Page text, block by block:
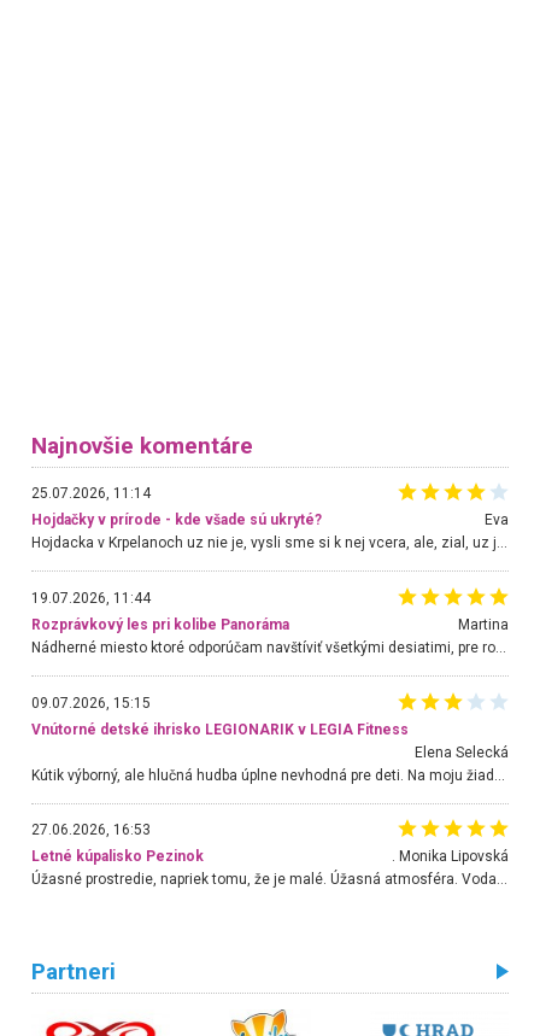
Najnovšie komentáre
25.07.2026, 11:14
Hojdačky v prírode - kde všade sú ukryté?
Eva
Hojdacka v Krpelanoch uz nie je, vysli sme si k nej vcera, ale, zial, uz je znicena. Ak sem planujete cestu len kvoli hojdacke, mozete si ju usetrit. Krasny vyhlad je tu vsak aj bez hojdacky :-)
19.07.2026, 11:44
Rozprávkový les pri kolibe Panoráma
Martina
Nádherné miesto ktoré odporúčam navštíviť všetkými desiatimi, pre rodiny s deťmi, dôchodcom... Proste a jednoducho ozaj rozprávkový les.. určite ešte prídeme. Odniesli sme si na pamiatku krásne tričká,
09.07.2026, 15:15
Vnútorné detské ihrisko LEGIONARIK v LEGIA Fitness
Elena Selecká
27.06.2026, 16:53
Letné kúpalisko Pezinok
. Monika Lipovská
Úžasné prostredie, napriek tomu, že je malé. Úžasná atmosféra. Voda fantastická a nádherná. Ľudí je pomerne veľa, ale su mili a ohľaduplní. Je veľmi zaujímavé sledovať, ako dokážu spolu športovať cudzí ľudia a bez ohľadu na vek. Vládne tu pohoda. Vnuka neviem dostať z vody. Ďakujem za krásny deň . Urcite sa sem vrátim. Jediný problém je s parkovaním, ale aj ten sa mi podarilo vyriešiť. Monika Bratislava
Partneri